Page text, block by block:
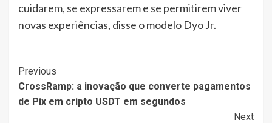
cuidarem, se expressarem e se permitirem viver
novas experiências, disse o modelo Dyo Jr.
Post
Navigation
Previous
CrossRamp: a inovação que converte pagamentos
de Pix em cripto USDT em segundos
Next